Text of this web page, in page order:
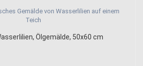
Ölgemälde, 50x60 cm